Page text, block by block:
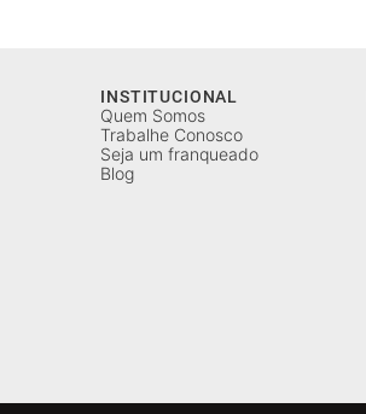
INSTITUCIONAL
Quem Somos
Trabalhe Conosco
Seja um franqueado
Blog